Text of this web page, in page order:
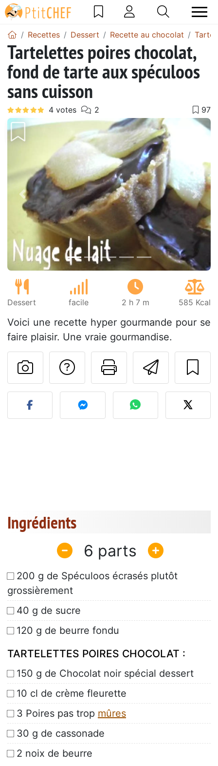
Recettes Dessert Recette au chocolat Tarte
Tartelettes poires chocolat,
fond de tarte aux spéculoos
sans cuisson
Précédent
Dessert facile 2 h 7 m 585 Kcal
Voici une recette hyper gourmande pour se
faire plaisir. Une vraie gourmandise.
Imprimer
Poser une
Publier votre photo de
Ingrédients
6
200 g de Spéculoos écrasés plutôt
grossièrement
40 g de sucre
120 g de beurre fondu
TARTELETTES POIRES CHOCOLAT :
150 g de Chocolat noir spécial dessert
10 cl de crème fleurette
3 Poires pas trop mûres
30 g de cassonade
2 noix de beurre